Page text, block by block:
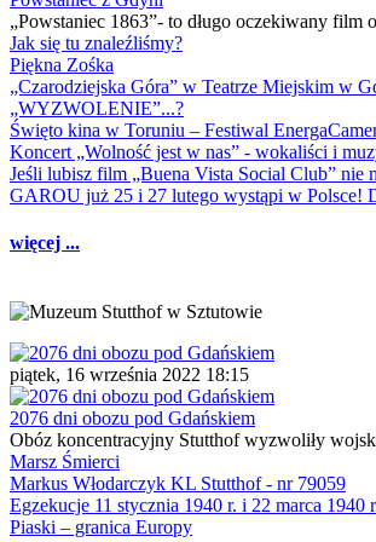
„Powstaniec 1863”- to długo oczekiwany film
Jak się tu znaleźliśmy?
Piękna Zośka
„Czarodziejska Góra” w Teatrze Miejskim w
„WYZWOLENIE”...?
Święto kina w Toruniu – Festiwal
Koncert „Wolność jest w nas” - wokaliści i
Jeśli lubisz film „Buena Vista Social Club” nie
GAROU już 25 i 27 lutego wystąpi w Polsce!
więcej ...
piątek, 16 września 2022 18:15
2076 dni obozu pod Gdańskiem
Obóz koncentracyjny Stutthof wyzwoliły
Marsz Śmierci
Markus Włodarczyk KL Stutthof - nr 79059
Egzekucje 11 stycznia 1940 r. i 22 marca 1940
Piaski – granica Europy